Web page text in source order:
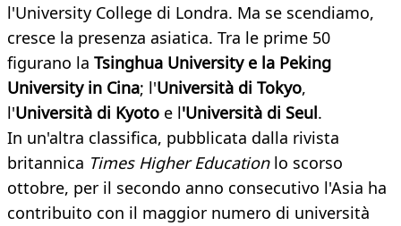
l'University College di Londra. Ma se scendiamo,
cresce la presenza asiatica. Tra le prime 50
figurano la Tsinghua University e la Peking
University in Cina; l'Università di Tokyo,
l'Università di Kyoto e l'Università di Seul.
In un'altra classifica, pubblicata dalla rivista
britannica Times Higher Educationlo scorso
ottobre, per il secondo anno consecutivo l'Asia ha
contribuito con il maggior numero di università